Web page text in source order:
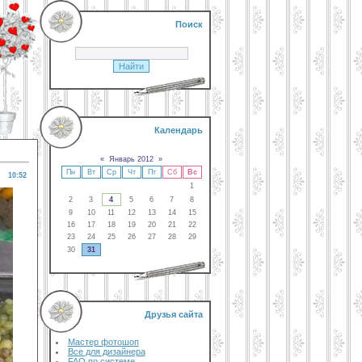
10:52
Поиск
Календарь
« Январь 2012 »
Пн
Вт Ср Чт Пт Сб
Вс
1
2
3 4 5 6 7
8
9
10 11 12 13 14
15
16
17 18 19 20 21
22
23
24 25 26 27 28
29
30
31
Друзья сайта
Мастер фотошоп
Все для дизайнера